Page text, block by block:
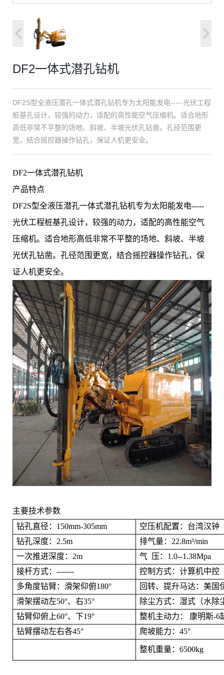
DF2一体式潜孔钻机
DF2S型全液压潜孔一体式潜孔钻机专为太阳能发电-----光伏工程
桩基孔设计，较强的动力，适配的高性能空气压缩机。适合地形
高低非常不平整的场地、斜坡、半坡光伏孔钻凿。孔径范围更
宽，结合摇控器操作钻孔，保证人机更安全。
DF2一体式潜孔钻机
产品特点
DF2S型全液压潜孔一体式潜孔钻机专为太阳能发电-----
光伏工程桩基孔设计，较强的动力，适配的高性能空气
压缩机。适合地形高低非常不平整的场地、斜坡、半坡
光伏孔钻凿。孔径范围更宽，结合摇控器操作钻孔，保
证人机更安全。
主要技术参数
钻孔直径： 150mm-305mm
空压机配置：台湾汉钟
钻孔深度： 2.5m 排气量： 22.8m³/min
一次推进深度： 2m 气 压：1.0--1.38Mpa
接杆方式：------- 控制方式：计算机中控
多角度钻臂：滑架仰俯180°
回转、提升马达：美国
滑架摆动左50°、右35°
除尘方式：湿式（水除
钻臂仰俯上60°、下19° 整机主动力： 康明斯-6
钻臂摆动左右各45° 爬坡能力：45°
整机重量：6500kg